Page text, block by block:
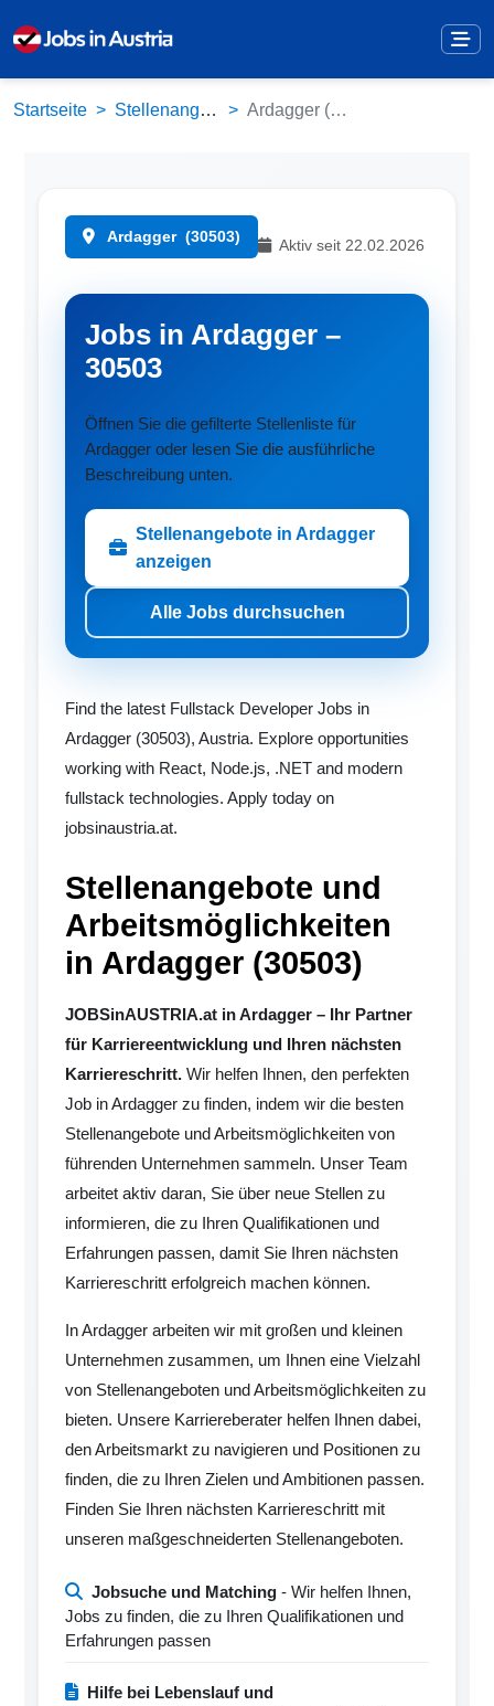
Startseite Stellenangebote Ardagger (30503)
Ardagger (30503)
Aktiv seit 22.02.2026
Jobs in Ardagger –
30503
Öffnen Sie die gefilterte Stellenliste für
Ardagger oder lesen Sie die ausführliche
Beschreibung unten.
Stellenangebote in Ardagger
anzeigen
Alle Jobs durchsuchen
Find the latest Fullstack Developer Jobs in
Ardagger (30503), Austria. Explore opportunities
working with React, Node.js, .NET and modern
fullstack technologies. Apply today on
jobsinaustria.at.
Stellenangebote und
Arbeitsmöglichkeiten
in Ardagger (30503)
JOBSinAUSTRIA.at in Ardagger – Ihr Partner
für Karriereentwicklung und Ihren nächsten
Karriereschritt. Wir helfen Ihnen, den perfekten
Job in Ardagger zu finden, indem wir die besten
Stellenangebote und Arbeitsmöglichkeiten von
führenden Unternehmen sammeln. Unser Team
arbeitet aktiv daran, Sie über neue Stellen zu
informieren, die zu Ihren Qualifikationen und
Erfahrungen passen, damit Sie Ihren nächsten
Karriereschritt erfolgreich machen können.
In Ardagger arbeiten wir mit großen und kleinen
Unternehmen zusammen, um Ihnen eine Vielzahl
von Stellenangeboten und Arbeitsmöglichkeiten zu
bieten. Unsere Karriereberater helfen Ihnen dabei,
den Arbeitsmarkt zu navigieren und Positionen zu
finden, die zu Ihren Zielen und Ambitionen passen.
Finden Sie Ihren nächsten Karriereschritt mit
unseren maßgeschneiderten Stellenangeboten.
Jobsuche und Matching - Wir helfen Ihnen,
Jobs zu finden, die zu Ihren Qualifikationen und
Erfahrungen passen
Hilfe bei Lebenslauf und